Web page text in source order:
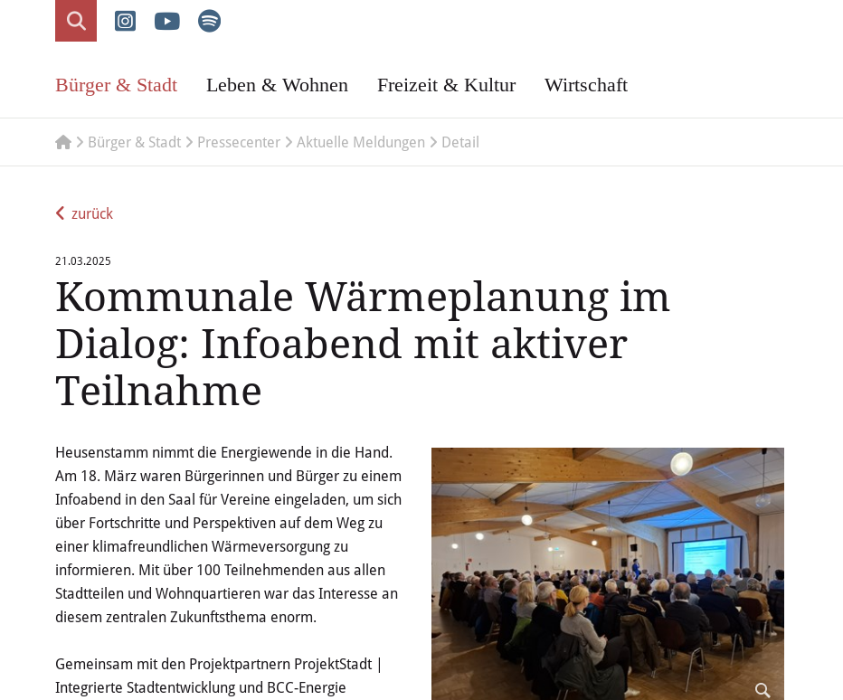
Bürger & Stadt Leben & Wohnen Freizeit & Kultur Wirtschaft
Bürger & Stadt Pressecenter Aktuelle Meldungen Detail
zurück
21.03.2025
Kommunale Wärmeplanung im
Dialog: Infoabend mit aktiver
Teilnahme
Heusenstamm nimmt die Energiewende in die Hand.
Am 18. März waren Bürgerinnen und Bürger zu einem
Infoabend in den Saal für Vereine eingeladen, um sich
über Fortschritte und Perspektiven auf dem Weg zu
einer klimafreundlichen Wärmeversorgung zu
informieren. Mit über 100 Teilnehmenden aus allen
Stadtteilen und Wohnquartieren war das Interesse an
diesem zentralen Zukunftsthema enorm.
Gemeinsam mit den Projektpartnern ProjektStadt |
Integrierte Stadtentwicklung und BCC-Energie